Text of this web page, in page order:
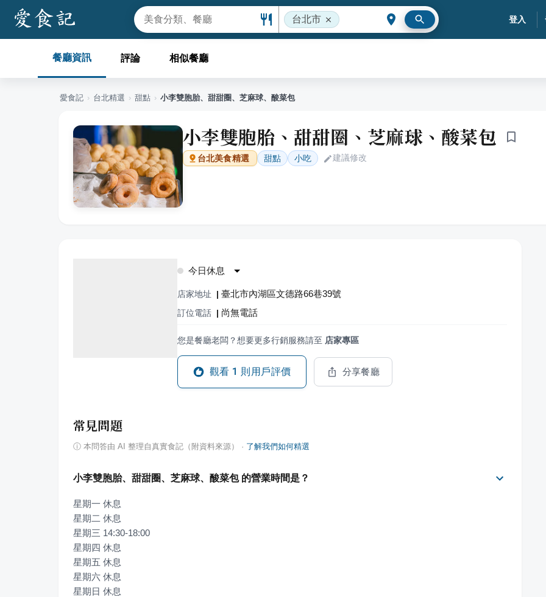
台北市 登入
餐廳資訊 評論 相似餐廳
愛食記 › 台北精選 › 甜點 › 小李雙胞胎、甜甜圈、芝麻球、酸菜包
小李雙胞胎、甜甜圈、芝麻球、酸菜包
台北美食精選 甜點 小吃 建議修改
今日休息
店家地址 | 臺北市內湖區文德路66巷39號
訂位電話 | 尚無電話
您是餐廳老闆？想要更多行銷服務請至 店家專區
觀看 1 則用戶評價 分享餐廳
常見問題
ⓘ 本問答由 AI 整理自真實食記（附資料來源） · 了解我們如何精選
小李雙胞胎、甜甜圈、芝麻球、酸菜包 的營業時間是？
星期一 休息
星期二 休息
星期三 14:30-18:00
星期四 休息
星期五 休息
星期六 休息
星期日 休息